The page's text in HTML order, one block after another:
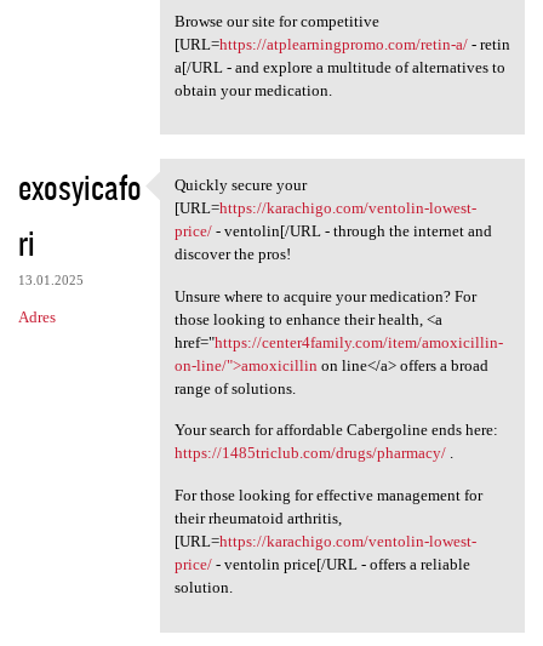
Browse our site for competitive
[URL=https://atplearningpromo.com/retin-a/- retin
a[/URL - and explore a multitude of alternatives to
obtain your medication.
exosyicafo
ri
13.01.2025
Adres
Quickly secure your [URL
Quickly secure your
[URL=https://karachigo.com/ventolin-lowest-
price/- ventolin[/URL - through the internet and
discover the pros!
Unsure where to acquire your medication? For
those looking to enhance their health, <a
href="https://center4family.com/item/amoxicillin-
on-line/">amoxicillin on line</a> offers a broad
range of solutions.
Your search for affordable Cabergoline ends here:
https://1485triclub.com/drugs/pharmacy/.
For those looking for effective management for
their rheumatoid arthritis,
[URL=https://karachigo.com/ventolin-lowest-
price/- ventolin price[/URL - offers a reliable
solution.